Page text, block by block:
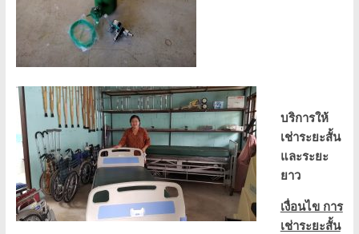
บริการให้
เช่าระยะสั้น
และระยะ
ยาว
เงื่อนไข การ
เช่าระยะสั้น